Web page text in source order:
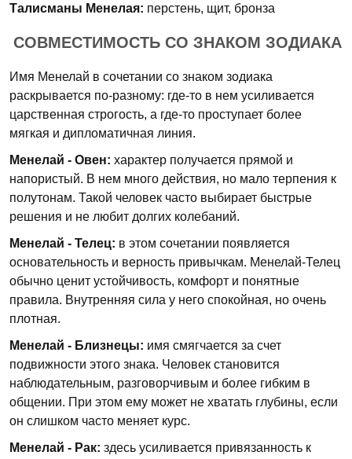
Талисманы Менелая: перстень, щит, бронза
СОВМЕСТИМОСТЬ СО ЗНАКОМ ЗОДИАКА
Имя Менелай в сочетании со знаком зодиака
раскрывается по-разному: где-то в нем усиливается
царственная строгость, а где-то проступает более
мягкая и дипломатичная линия.
Менелай - Овен: характер получается прямой и
напористый. В нем много действия, но мало терпения к
полутонам. Такой человек часто выбирает быстрые
решения и не любит долгих колебаний.
Менелай - Телец: в этом сочетании появляется
основательность и верность привычкам. Менелай-Телец
обычно ценит устойчивость, комфорт и понятные
правила. Внутренняя сила у него спокойная, но очень
плотная.
Менелай - Близнецы: имя смягчается за счет
подвижности этого знака. Человек становится
наблюдательным, разговорчивым и более гибким в
общении. При этом ему может не хватать глубины, если
он слишком часто меняет курс.
Менелай - Рак: здесь усиливается привязанность к